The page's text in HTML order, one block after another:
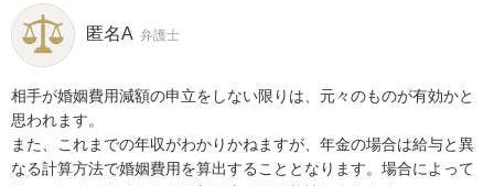
匿名A 弁護士
相手が婚姻費用減額の申立をしない限りは、元々のものが有効かと
思われます。
また、これまでの年収がわかりかねますが、年金の場合は給与と異
なる計算方法で婚姻費用を算出することとなります。場合によって